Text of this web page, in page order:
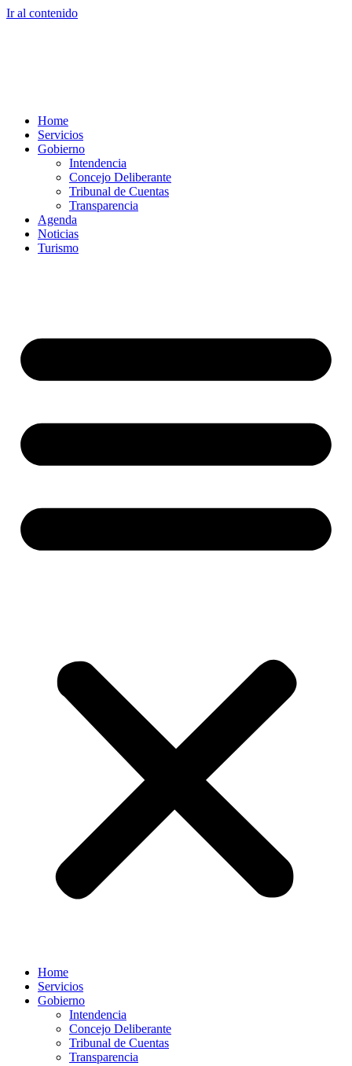
Ir al contenido
Home
Servicios
Gobierno
Intendencia
Concejo Deliberante
Tribunal de Cuentas
Transparencia
Agenda
Noticias
Turismo
Home
Servicios
Gobierno
Intendencia
Concejo Deliberante
Tribunal de Cuentas
Transparencia